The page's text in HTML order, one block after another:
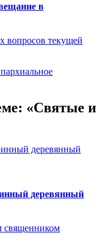
в
вопросов текущей
«Святые и
деревянный
священником